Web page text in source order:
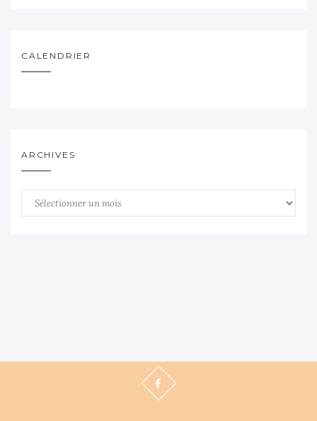
CALENDRIER
ARCHIVES
Archives